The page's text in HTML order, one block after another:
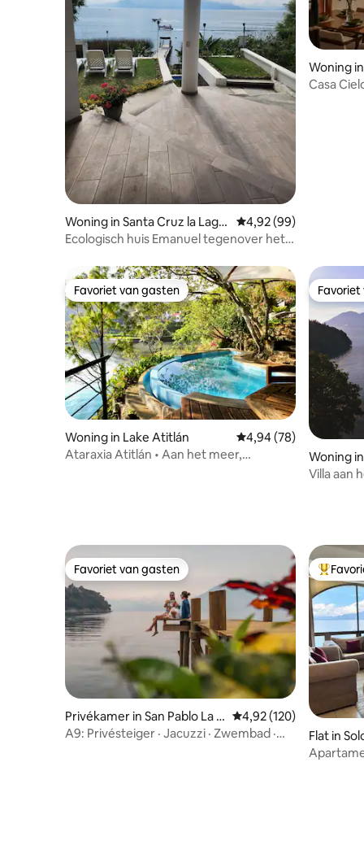
Woning in Santa Cruz la Lagu
na
Gemiddelde
4,92 (99)
Ecologisch huis Emanuel tegenover het
Woning in
na
Casa
Favoriet van gasten
Favoriet van gasten
Woning in Lake Atitlán Gemiddelde
4,94 (78)
Ataraxia Atitlán • Aan het meer,
Woning
Villa aan
Favoriet van gasten
Favoriet van gasten
Privékamer in San Pablo La L
aguna
Gemiddelde
4,92 (120)
A9: Privésteiger · Jacuzzi · Zwembad ·
Flat in